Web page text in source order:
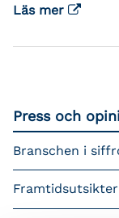
Läs mer
Press och
Branschen i